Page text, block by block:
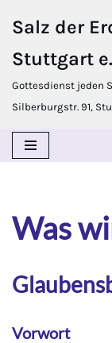
Inhalt
springen
Salz der
Stuttgart
Gottesdienst jeden
Silberburgstr. 91,
Was
Vorwort